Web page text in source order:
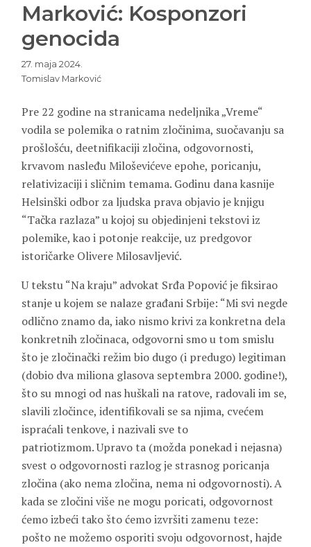
Marković: Kosponzori
genocida
27. maja 2024.
Tomislav Marković
Pre 22 godine na stranicama nedeljnika „Vreme“
vodila se polemika o ratnim zločinima, suočavanju sa
prošlošću, deetnifikaciji zločina, odgovornosti,
krvavom nasleđu Miloševićeve epohe, poricanju,
relativizaciji i sličnim temama. Godinu dana kasnije
Helsinški odbor za ljudska prava objavio je knjigu
“Tačka razlaza” u kojoj su objedinjeni tekstovi iz
polemike, kao i potonje reakcije, uz predgovor
istoričarke Olivere Milosavljević.
U tekstu “Na kraju” advokat Srđa Popović je fiksirao
stanje u kojem se nalaze građani Srbije: “Mi svi negde
odlično znamo da, iako nismo krivi za konkretna dela
konkretnih zločinaca, odgovorni smo u tom smislu
što je zločinački režim bio dugo (i predugo) legitiman
(dobio dva miliona glasova septembra 2000. godine!),
što su mnogi od nas huškali na ratove, radovali im se,
slavili zločince, identifikovali se sa njima, cvećem
ispraćali tenkove, i nazivali sve to
patriotizmom. Upravo ta (možda ponekad i nejasna)
svest o odgovornosti razlog je strasnog poricanja
zločina (ako nema zločina, nema ni odgovornosti). A
kada se zločini više ne mogu poricati, odgovornost
ćemo izbeći tako što ćemo izvršiti zamenu teze:
pošto ne možemo osporiti svoju odgovornost, hajde